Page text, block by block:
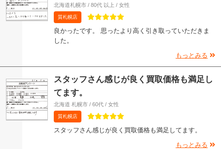
北海道札幌市 / 80代 以上 / 女性
質札幌店
良かったです。 思ったより高く引き取っていただきま
した。
もっとみる
スタッフさん感じが良く買取価格も満足し
てます。
北海道 札幌市 / 60代 / 女性
質札幌店
スタッフさん感じが良く買取価格も満足してます。
もっとみる